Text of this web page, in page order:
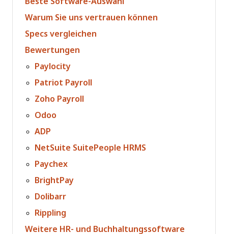
Warum Sie uns vertrauen können
Specs vergleichen
Bewertungen
Paylocity
Patriot Payroll
Zoho Payroll
Odoo
ADP
NetSuite SuitePeople HRMS
Paychex
BrightPay
Dolibarr
Rippling
Weitere HR- und Buchhaltungssoftware